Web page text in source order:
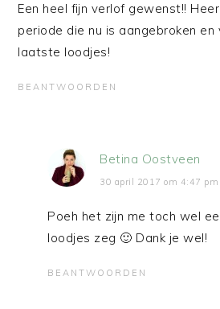
Een heel fijn verlof gewenst!!
periode die nu is aangebroken
laatste loodjes!
BEANTWOORDEN
Betina Oostveen
30 april 2017 om 4:47 pm
Poeh het zijn me toch wel
loodjes zeg 🙂 Dank je wel!
BEANTWOORDEN